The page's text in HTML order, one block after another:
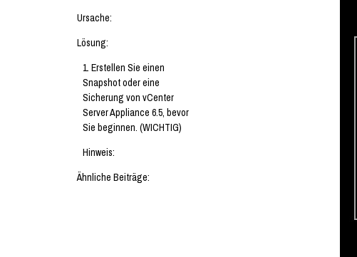
Ursache:
Lösung:
1. Erstellen Sie einen
Snapshot oder eine
Sicherung von vCenter
Server Appliance 6.5, bevor
Sie beginnen. (WICHTIG)
Hinweis:
Ähnliche Beiträge: